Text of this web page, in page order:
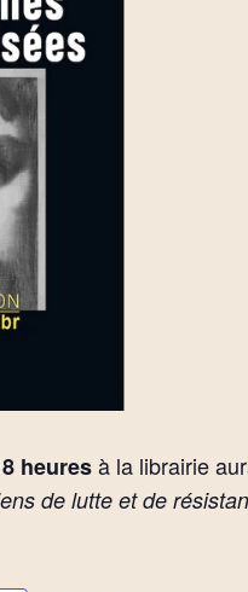
heuresà la librairie
de lutte et de